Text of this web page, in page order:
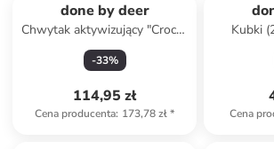
done by deer
Chwytak aktywizujący "Croco"
- 0+
-33%
114,95 zł
Cena producenta: 173,78 zł*
Kubki
kolorze
Cena